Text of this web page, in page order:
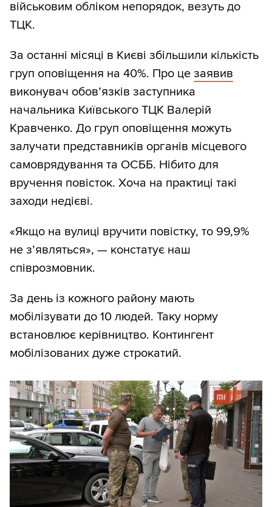
військовим обліком непорядок, везуть до
ТЦК.
За останні місяці в Києві збільшили кількість
груп оповіщення на 40%. Про це заявив
виконувач обов’язків заступника
начальника Київського ТЦК Валерій
Кравченко. До груп оповіщення можуть
залучати представників органів місцевого
самоврядування та ОСББ. Нібито для
вручення повісток. Хоча на практиці такі
заходи недієві.
«Якщо на вулиці вручити повістку, то 99,9%
не з’являться», — констатує наш
співрозмовник.
За день із кожного району мають
мобілізувати до 10 людей. Таку норму
встановлює керівництво. Контингент
мобілізованих дуже строкатий.